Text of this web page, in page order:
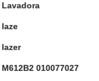
Lavadora
laze
lazer
M612B2 010077027